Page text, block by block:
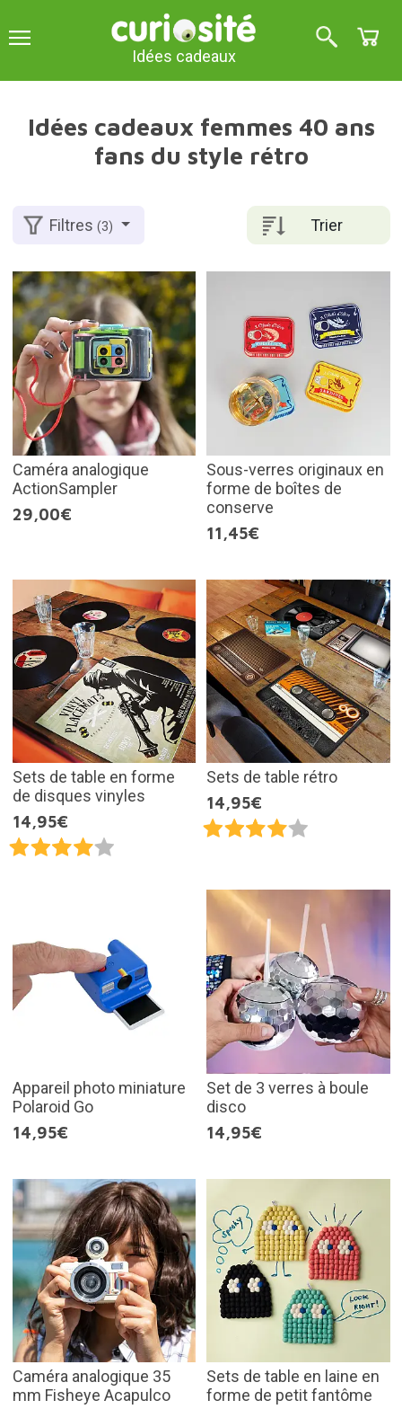
Idées cadeaux
Idées cadeaux femmes 40 ans
fans du style rétro
Trier
Filtres(3)
Caméra analogique
ActionSampler
29,00€
Sous-verres originaux en
forme de boîtes de
conserve
11,45€
Sets de table en forme
de disques vinyles
14,95€
Sets de table rétro
14,95€
Appareil photo miniature
Polaroid Go
14,95€
Set de 3 verres à boule
disco
14,95€
Caméra analogique 35
mm Fisheye Acapulco
Sets de table en laine en
forme de petit fantôme